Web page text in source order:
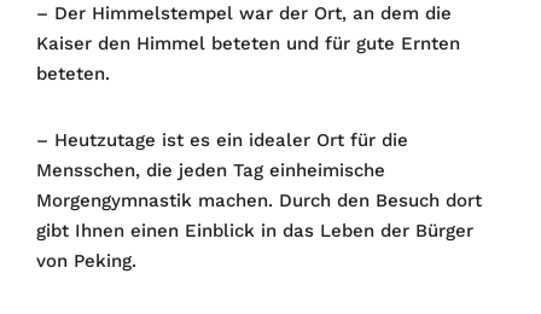
– Der Himmelstempel war der Ort, an dem die
Kaiser den Himmel beteten und für gute Ernten
beteten.
– Heutzutage ist es ein idealer Ort für die
Mensschen, die jeden Tag einheimische
Morgengymnastik machen. Durch den Besuch dort
gibt Ihnen einen Einblick in das Leben der Bürger
von Peking.